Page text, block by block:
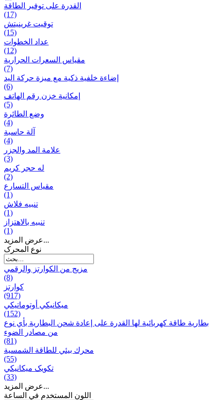
القدرة على توفير الطاقة
(17)
توقيت غرينيتش
(15)
عداد الخطوات
(12)
مقیاس السعرات الحرارية
(7)
إضاءة خلفية ذكية مع ميزة حرکة اليد
(6)
إمكانية خزن رقم الهاتف
(5)
وضع الطائرة
(4)
آلة حاسبة
(4)
علامة المد والجزر
(3)
له حجر كريم
(2)
مقياس التسارع
(1)
تنبيه فلاش
(1)
تنبيه بالاهتزاز
(1)
عرض المزيد...
نوع المحرک
مزيج من الكوارتز والرقمي
(8)
كوارتز
(917)
ميكانيكي أوتوماتيكي
(152)
بطارية طاقة كهربائية لها القدرة على إعادة شحن البطارية بأي نوع
من مصادر الضوء
(81)
محرك بيئي للطاقة الشمسية
(55)
تکویک ميكانيكي
(33)
عرض المزيد...
اللون المستخدم في الساعة